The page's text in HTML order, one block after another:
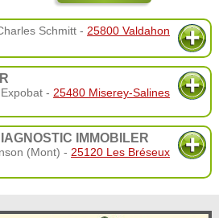
Schmitt - 25800 Valdahon
- 25480 Miserey-Salines
IMMOBILER
(Mont) - 25120 Les Bréseux